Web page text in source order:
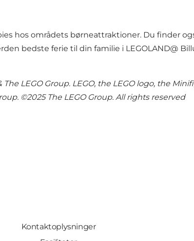
hos områdets børneattraktioner. Du finder
bedste ferie til din familie i LEGOLAND@
LEGO Group. LEGO, the LEGO logo, the
©2025 The LEGO Group. All rights reserved
Kontaktoplysninger